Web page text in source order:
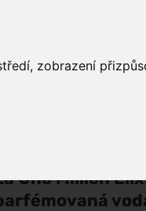
zobrazení
Dárky
Uno Million